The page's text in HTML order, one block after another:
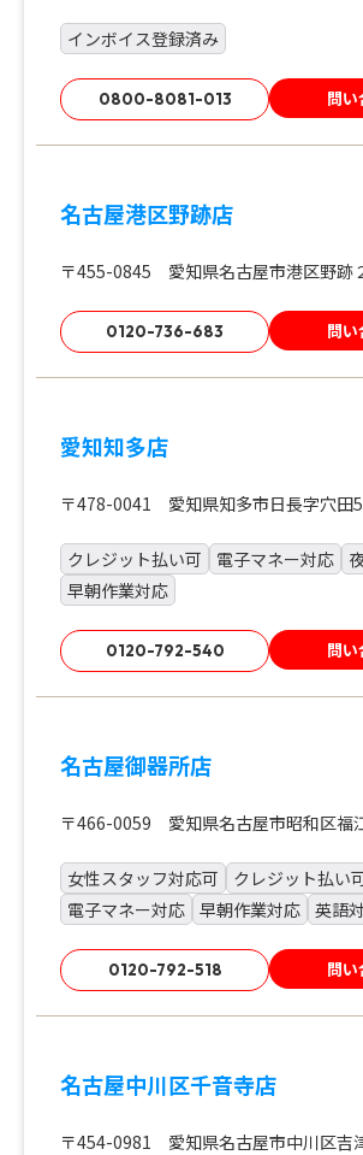
インボイス登録済み
0800-8081-013 問い
名古屋港区野跡店
〒455-0845 愛知県名古屋市港区野跡
0120-736-683 問い
愛知知多店
〒478-0041 愛知県知多市日長字穴田
クレジット払い可 電子マネー対応
早朝作業対応
0120-792-540 問い
名古屋御器所店
〒466-0059 愛知県名古屋市昭和区福
女性スタッフ対応可
クレジット払い
電子マネー対応 早朝作業対応 英語
0120-792-518 問い
名古屋中川区千音寺店
〒454-0981 愛知県名古屋市中川区吉